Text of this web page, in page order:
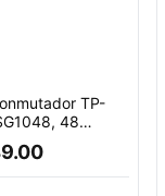
TP-
48
Mbps,
energética,